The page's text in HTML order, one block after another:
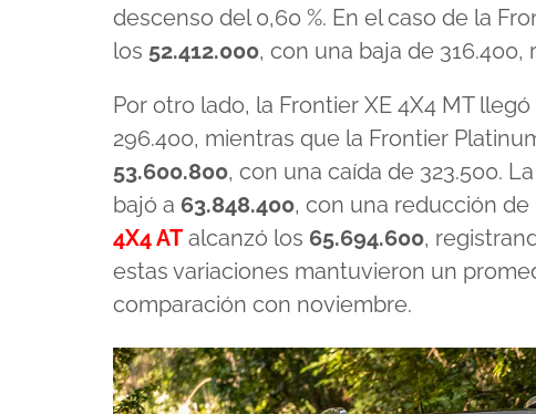
descenso del 0,60 %. En el caso de la
los 52.412.000, con una baja de
Por otro lado, la Frontier XE 4X4 MT llegó
296.400, mientras que la Frontier
53.600.800, con una caída de 323.500. La
bajó a 63.848.400, con una reducción de
4X4 ATalcanzó los 65.694.600,
estas variaciones mantuvieron un
comparación con noviembre.